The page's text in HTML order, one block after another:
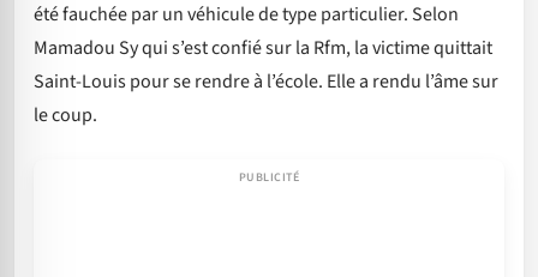
été fauchée par un véhicule de type particulier. Selon
Mamadou Sy qui s’est confié sur la Rfm, la victime quittait
Saint-Louis pour se rendre à l’école. Elle a rendu l’âme sur
le coup.